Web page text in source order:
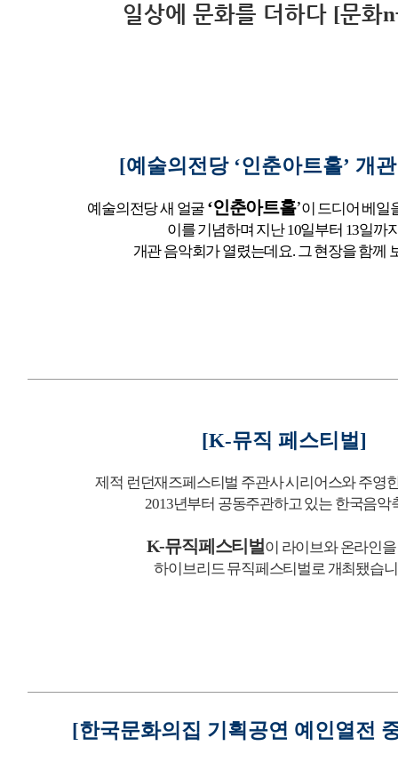
일상에 문화를 더하다 [문화n
[예술의전당 ‘인춘아트홀’ 개
예술의전당 새 얼굴 ‘인춘아트홀’이 드디어 베일
이를 기념하며 지난10일부터 13일까
개관 음악회가 열렸는데요. 그 현장을 함께
[K-뮤직 페스티벌]
제적 런던재즈페스티벌 주관사시리어스와 주영
2013년부터 공동주관하고 있는 한국음악
K-뮤직페스티벌이 라이브와 온라인
하이브리드 뮤직페스티벌로 개최됐습
[한국문화의집 기획공연 예인열전